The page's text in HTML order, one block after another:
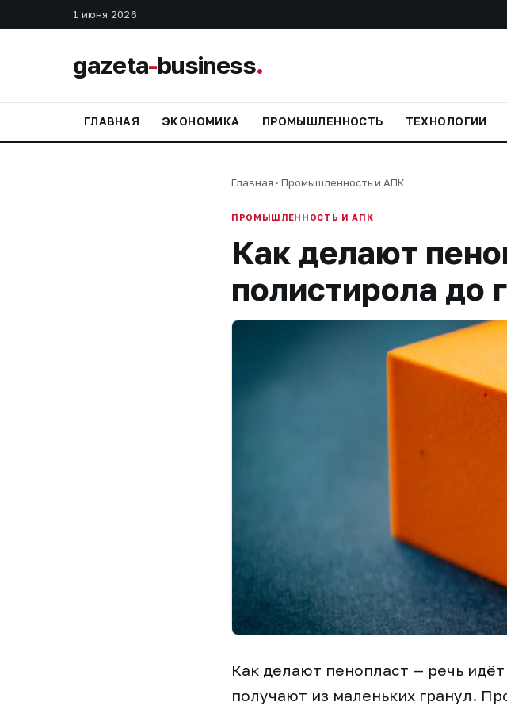
1 июня 2026
gazeta-business.
ГЛАВНАЯ ЭКОНОМИКА ПРОМЫШЛЕННОСТЬ ТЕХНОЛОГИИ
Главная · Промышленность и АПК
ПРОМЫШЛЕННОСТЬ И АПК
Как делают
полистирола до
Как делают пенопласт — речь
получают из маленьких гранул.